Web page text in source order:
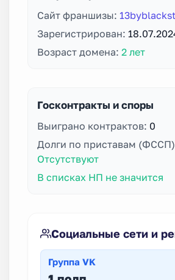
Сайт франшизы:
Зарегистрирован:
Возраст домена: 2 лет
Госконтракты и споры
Выиграно контрактов: 0
Долги по приставам
Отсутствуют
В списках НП не значится
Социальные сети и
Группа VK